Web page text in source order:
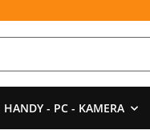
HANDY - PC - KAMERA